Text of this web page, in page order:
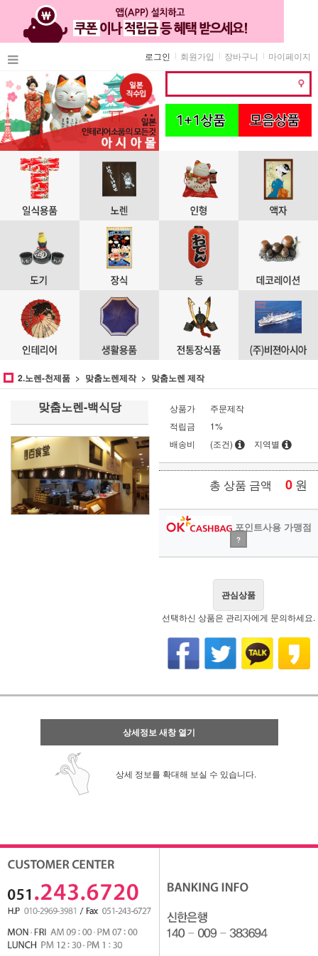
마이페이지
장바구니
회원가입
로그인
2.노렌-천제품 맞춤노렌제작 맞춤노렌 제작
맞춤노렌-백식당 상품가
주문제작
적립금
1%
배송비
(조건) 지역별
총 상품 금액 0 원
포인트사용 가맹점
?
관심상품
선택하신 상품은 관리자에게 문의하세요.
상세정보 새창 열기
상세 정보를 확대해 보실 수 있습니다.